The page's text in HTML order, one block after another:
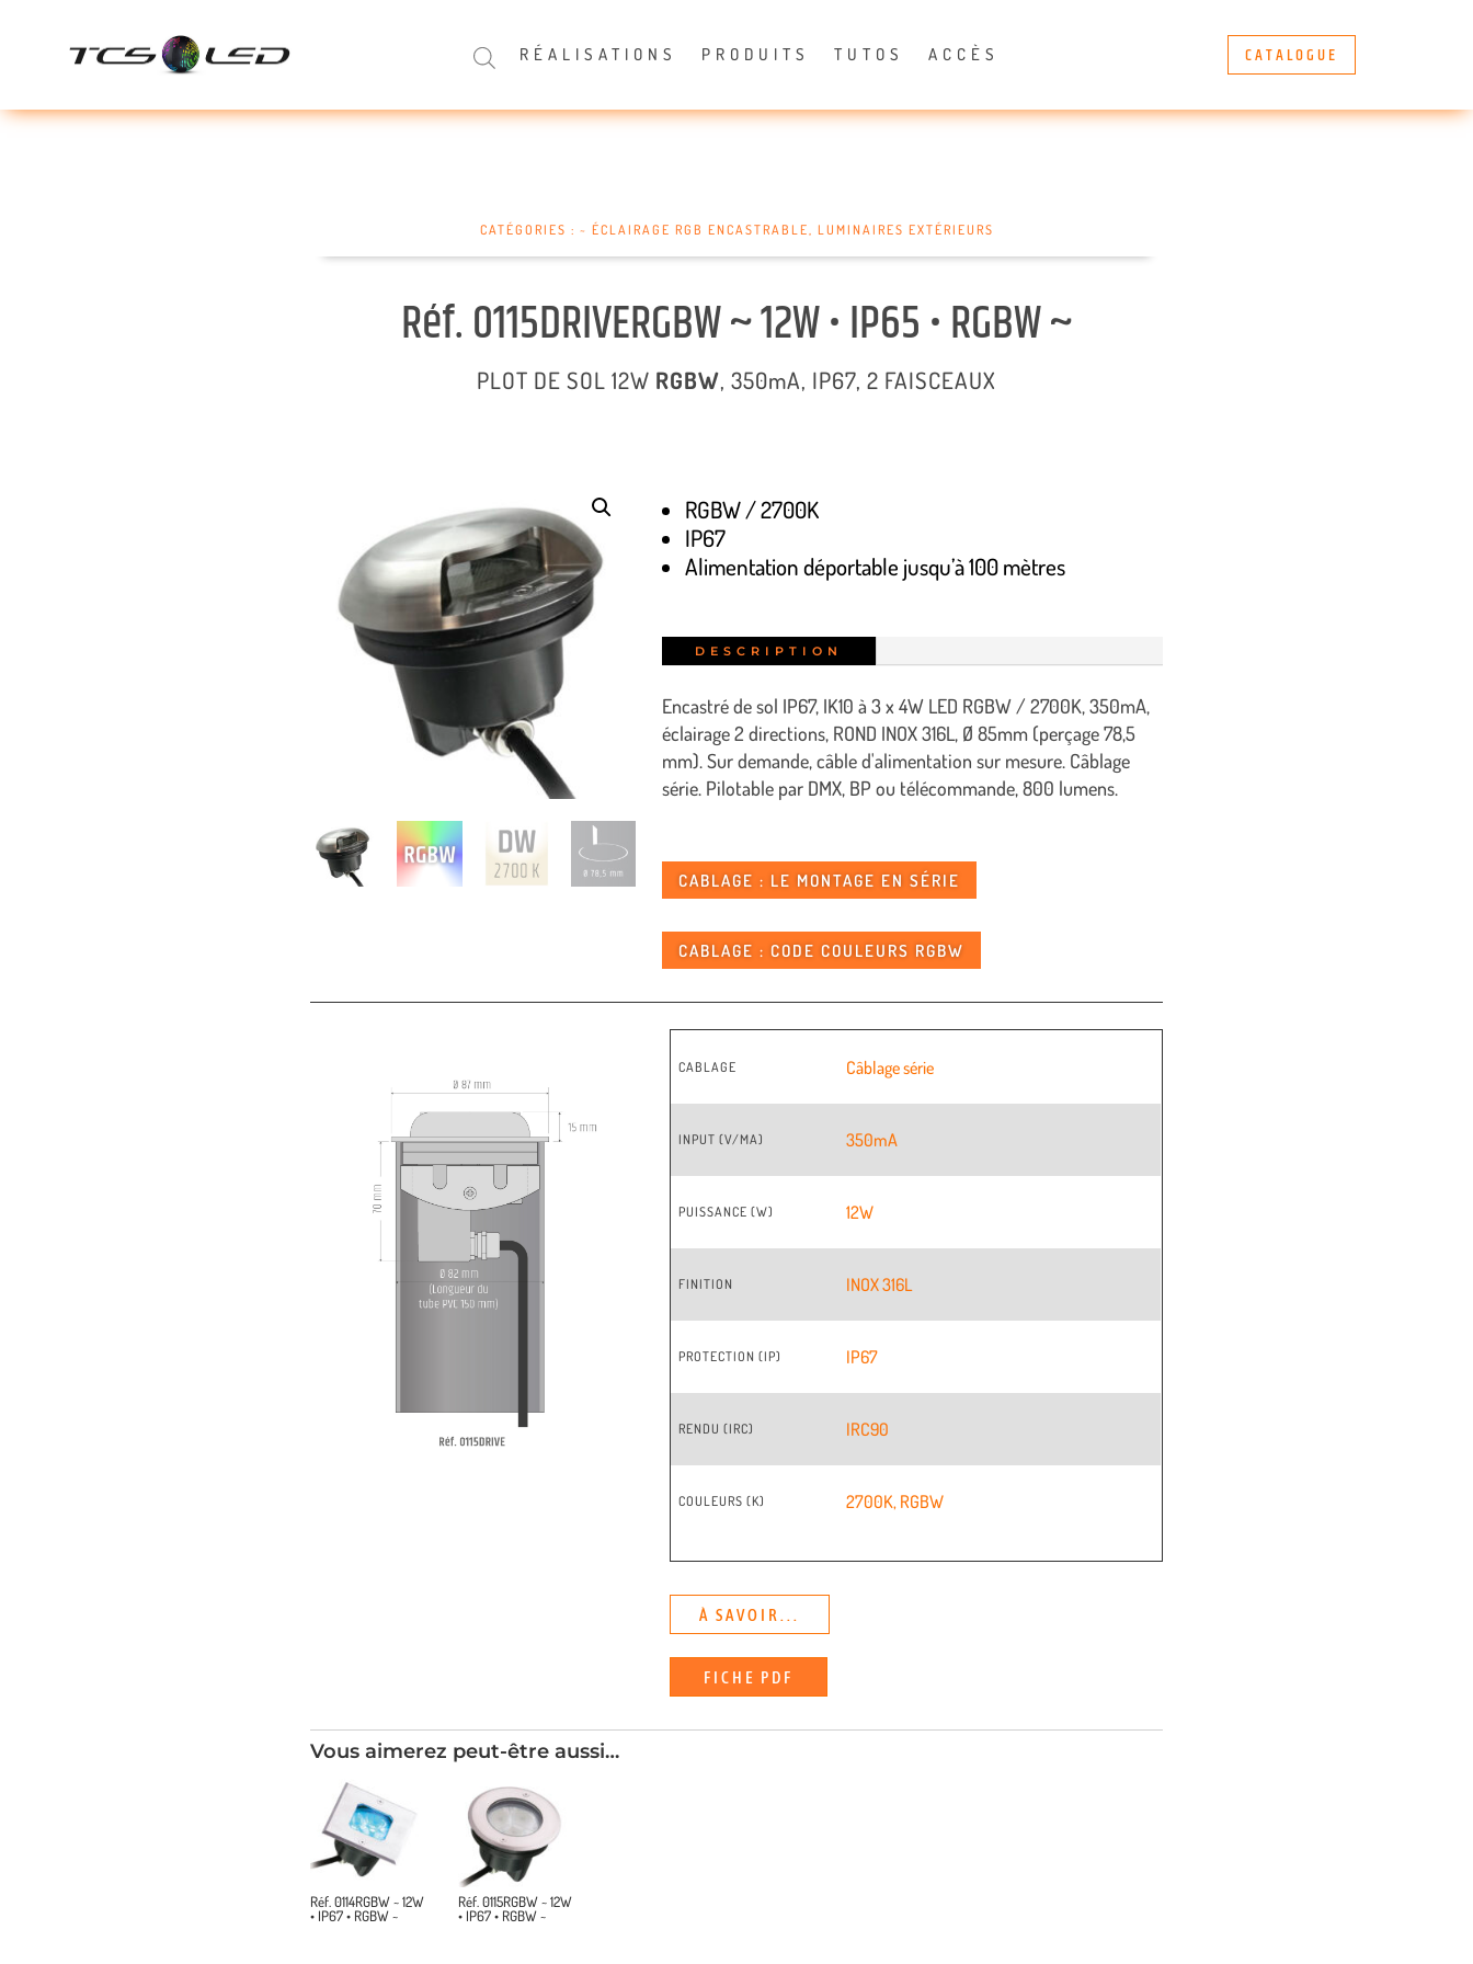
RÉALISATIONS PRODUITS TUTOS ACCÈS CATALOGUE
CATÉGORIES : ~ ÉCLAIRAGE RGB ENCASTRABLE, LUMINAIRES EXTÉRIEURS
Réf. 0115DRIVERGBW ~ 12W • IP65 • RGBW ~
PLOT DE SOL 12W RGBW, 350mA, IP67, 2 FAISCEAUX
RGBW / 2700K
IP67
Alimentation déportable jusqu’à 100 mètres
DESCRIPTION
Encastré de sol IP67, IK10 à 3 x 4W LED RGBW / 2700K, 350mA,
éclairage 2 directions, ROND INOX 316L, Ø 85mm (perçage 78,5
mm). Sur demande, câble d'alimentation sur mesure. Câblage
série. Pilotable par DMX, BP ou télécommande, 800 lumens.
CABLAGE : LE MONTAGE EN SÉRIE
CABLAGE : CODE COULEURS RGBW
CABLAGE Câblage série
INPUT (V/MA) 350mA
PUISSANCE (W) 12W
FINITION INOX 316L
PROTECTION (IP) IP67
RENDU (IRC) IRC90
COULEURS (K) 2700K, RGBW
À SAVOIR...
FICHE PDF
Vous aimerez peut-être aussi…
Réf. 0114RGBW ~ 12W
• IP67 • RGBW ~
Réf. 0115RGBW ~ 12W
• IP67 • RGBW ~